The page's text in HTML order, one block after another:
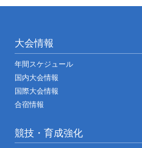
大会情報
年間スケジュール
国内大会情報
国際大会情報
合宿情報
競技・育成強化